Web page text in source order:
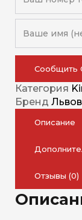
Сообщить
Категория
Бренд Львов
Описание
Отзывы (0)